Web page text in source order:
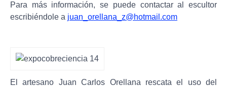
Para más información, se puede contactar al escultor
escribiéndole a juan_orellana_z@hotmail.com
El artesano Juan Carlos Orellana rescata el uso del